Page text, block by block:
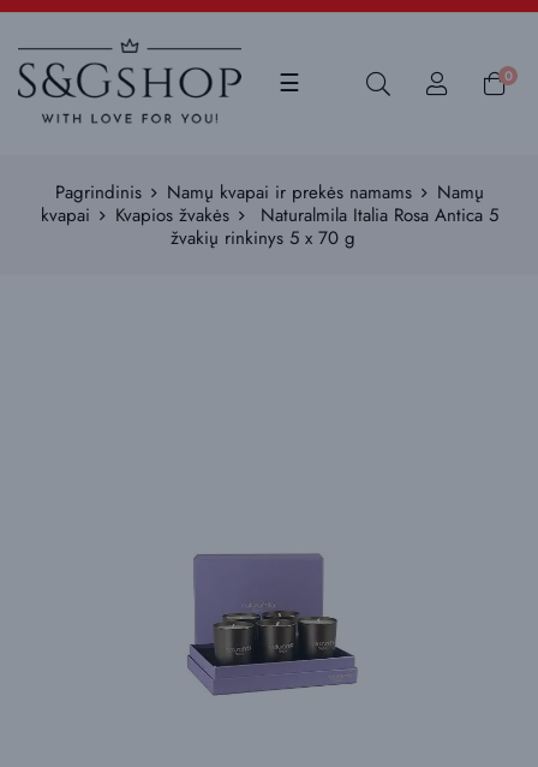
Toggle
☰ 0
Pagrindinis Namų kvapai ir prekės namams
Namų
kvapai
Kvapios žvakės
Naturalmila Italia Rosa Antica 5
žvakių rinkinys 5 x 70 g